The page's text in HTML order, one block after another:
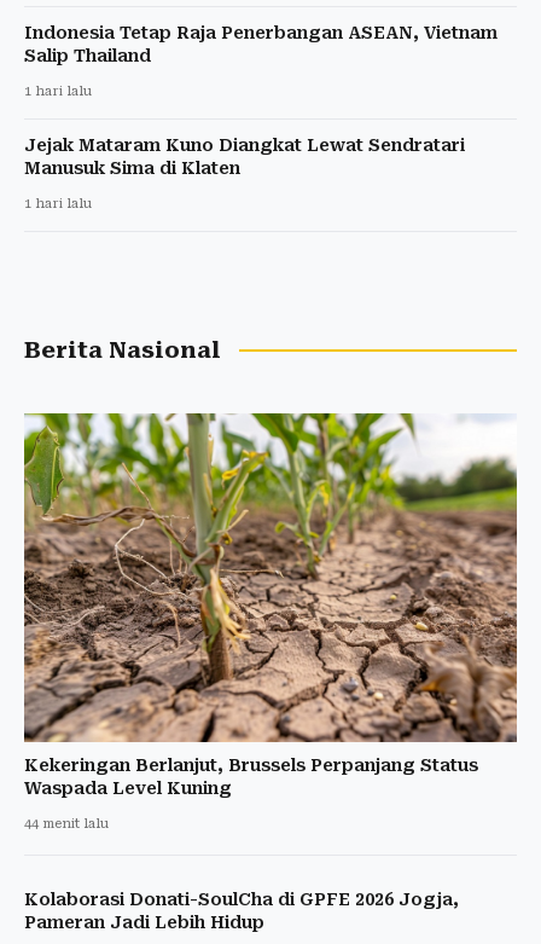
Indonesia Tetap Raja Penerbangan ASEAN, Vietnam
Salip Thailand
1 hari lalu
Jejak Mataram Kuno Diangkat Lewat Sendratari
Manusuk Sima di Klaten
1 hari lalu
Berita Nasional
Kekeringan Berlanjut, Brussels Perpanjang Status
Waspada Level Kuning
44 menit lalu
Kolaborasi Donati-SoulCha di GPFE 2026 Jogja,
Pameran Jadi Lebih Hidup